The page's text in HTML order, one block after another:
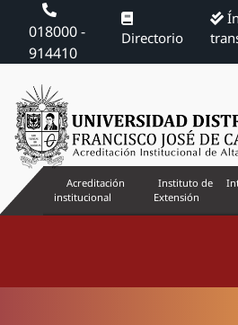
018000 -
914410
Directorio
Acreditación
institucional
Instituto de
Extensión